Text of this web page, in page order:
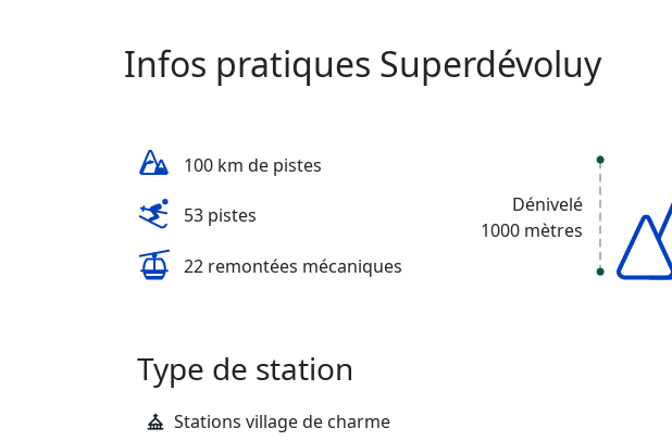
Infos pratiques Superdévoluy
100 km de pistes
53 pistes
22 remontées mécaniques
Dénivelé
1000 mètres
Type de station
Stations village de charme